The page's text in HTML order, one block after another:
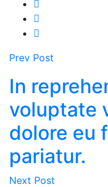
Prev Post
In
voluptate
dolore eu
pariatur.
Next Post